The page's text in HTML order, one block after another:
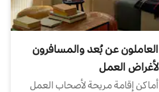
العاملون عن بُعد والمسافرون
لأغراض العمل
أماكن إقامة مريحة لأصحاب العمل